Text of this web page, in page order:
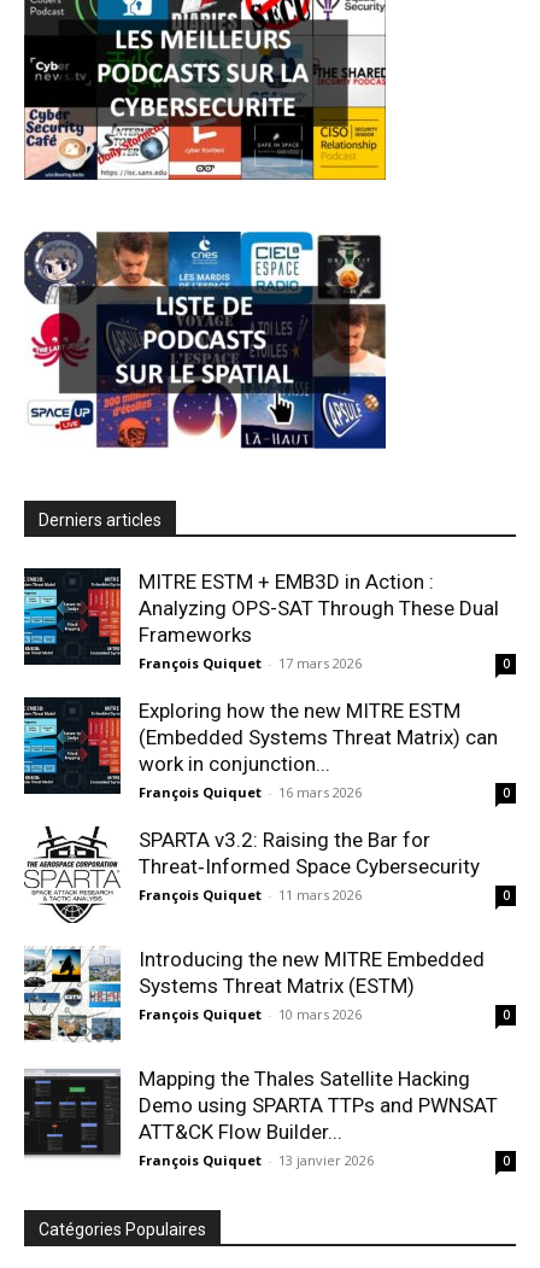
Derniers articles
MITRE ESTM + EMB3D in Action :
Analyzing OPS-SAT Through These Dual
Frameworks
François Quiquet - 17 mars 2026 0
Exploring how the new MITRE ESTM
(Embedded Systems Threat Matrix) can
work in conjunction...
François Quiquet - 16 mars 2026 0
SPARTA v3.2: Raising the Bar for
Threat‑Informed Space Cybersecurity
François Quiquet - 11 mars 2026 0
Introducing the new MITRE Embedded
Systems Threat Matrix (ESTM)
François Quiquet - 10 mars 2026 0
Mapping the Thales Satellite Hacking
Demo using SPARTA TTPs and PWNSAT
ATT&CK Flow Builder...
François Quiquet - 13 janvier 2026 0
Catégories Populaires